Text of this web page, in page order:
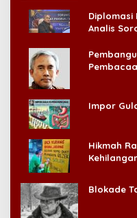
Diplomasi
Analis
Impor
Hikmah
Blokade